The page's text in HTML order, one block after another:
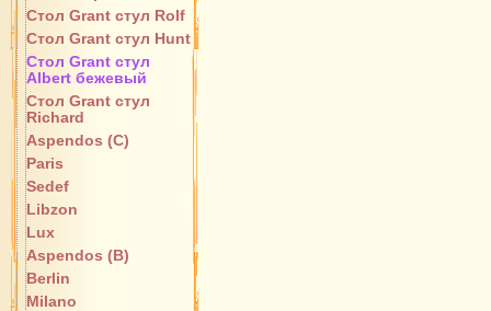
Стол Grant стул Rolf
Стол Grant стул Hunt
Стол Grant стул
Albert бежевый
Стол Grant стул
Richard
Aspendos (C)
Paris
Sedef
Libzon
Lux
Aspendos (B)
Berlin
Milano